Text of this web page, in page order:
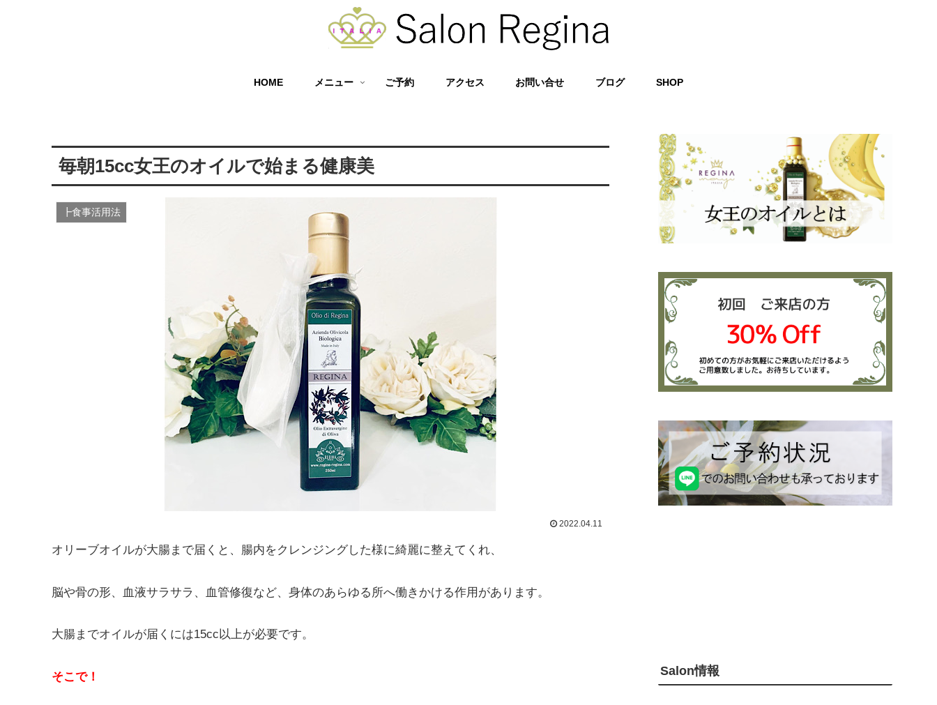
HOME メニュー ご予約 アクセス お問い合せ ブログ SHOP
毎朝15cc女王のオイルで始まる健康美
┣食事活用法
2022.04.11
オリーブオイルが大腸まで届くと、腸内をクレンジングした様に綺麗に整えてくれ、
脳や骨の形、血液サラサラ、血管修復など、身体のあらゆる所へ働きかける作用があります。
大腸までオイルが届くには15cc以上が必要です。
そこで！ Salon情報